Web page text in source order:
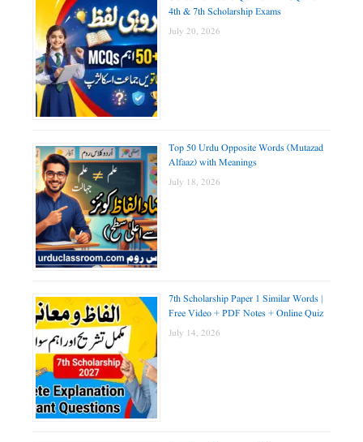
4th & 7th Scholarship Exams
July 20, 2026
Top 50 Urdu Opposite Words (Mutazad
Alfaaz) with Meanings
July 18, 2026
7th Scholarship Paper 1 Similar Words |
Free Video + PDF Notes + Online Quiz
July 14, 2026